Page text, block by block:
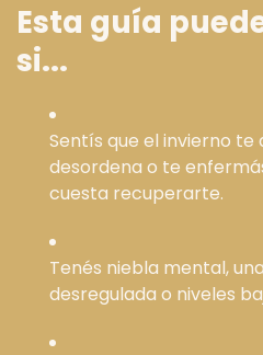
Esta guía
si...
Sentís que el invierno te
desordena o te
cuesta recuperarte.
Tenés niebla mental,
desregulada o niveles